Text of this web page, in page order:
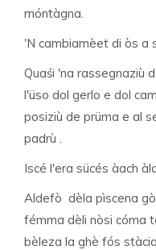
móntàgna.
'N cambiamèet di òs a
Quaśi 'na rassegnaziù
l'üso dol gerlo e dol
posiziù de prüma e al
padrù .
Iscé l'era sücés àach
Aldefò dèla pìscena
fémma dèli nòsi cóma
bèleza la ghè fós